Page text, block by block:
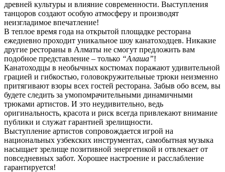
древней культуры и влияние современности. Выступления
танцоров создают особую атмосферу и производят
неизгладимое впечатление!
В теплое время года на открытой площадке ресторана
ежедневно проходит уникальное шоу канатоходцев. Никакие
другие рестораны в Алматы не смогут предложить вам
подобное представление – только “Алаша”!
Канатоходцы в необычных костюмах поражают удивительной
грацией и гибкостью, головокружительные трюки неизменно
притягивают взоры всех гостей ресторана. Забыв обо всем, вы
будете следить за умопомрачительными динамичными
трюками артистов. И это неудивительно, ведь
оригинальность, красота и риск всегда привлекают внимание
публики и служат гарантией зрелищности.
Выступление артистов сопровождается игрой на
национальных узбекских инструментах, самобытная музыка
насыщает зрелище позитивной энергетикой и отвлекает от
повседневных забот. Хорошее настроение и расслабление
гарантируется!